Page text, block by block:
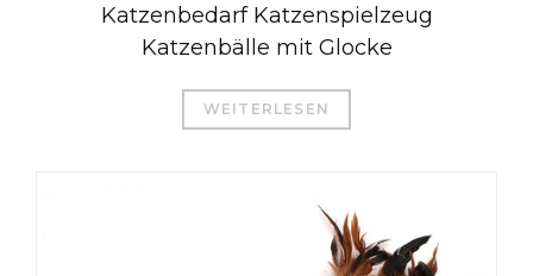
Katzenbedarf Katzenspielzeug
Katzenbälle mit Glocke
WEITERLESEN